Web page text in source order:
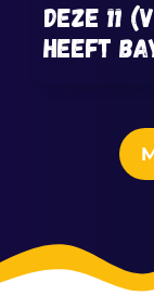
Deze 11
heeft